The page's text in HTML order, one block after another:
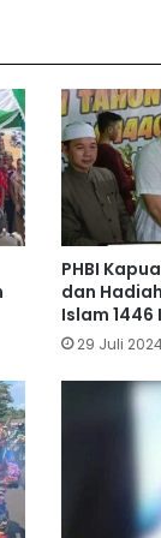
PHBI
dan
Islam 1446
29 Juli